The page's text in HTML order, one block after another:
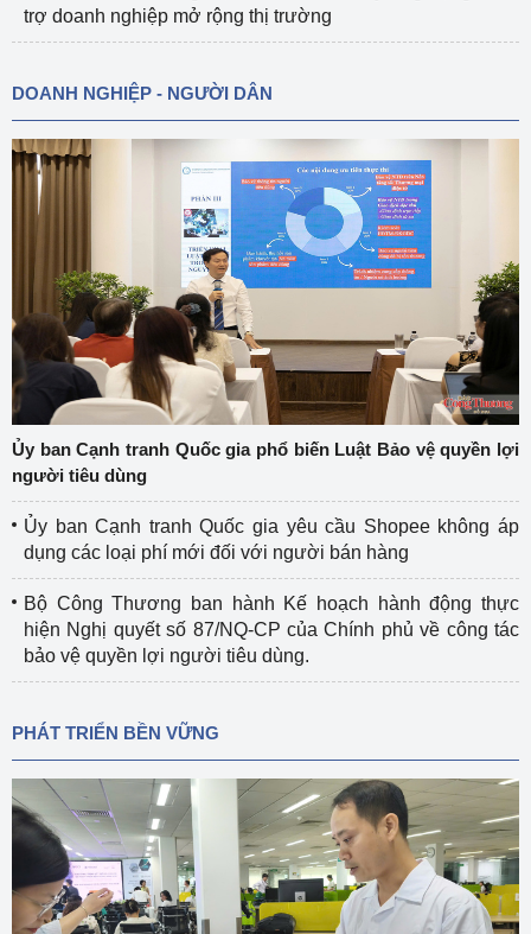
trợ doanh nghiệp mở rộng thị trường
DOANH NGHIỆP - NGƯỜI DÂN
Ủy ban Cạnh tranh Quốc gia phổ biến Luật Bảo vệ quyền lợi
người tiêu dùng
Ủy ban Cạnh tranh Quốc gia yêu cầu Shopee không áp
dụng các loại phí mới đối với người bán hàng
Bộ Công Thương ban hành Kế hoạch hành động thực
hiện Nghị quyết số 87/NQ-CP của Chính phủ về công tác
bảo vệ quyền lợi người tiêu dùng.
PHÁT TRIỂN BỀN VỮNG